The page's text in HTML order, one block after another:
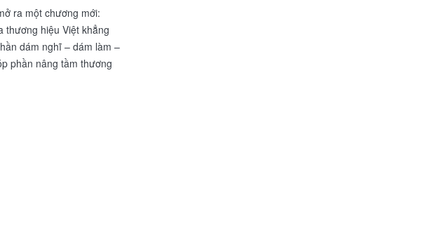
ra một chương mới:
thương hiệu Việt khẳng
dám nghĩ – dám làm –
phần nâng tầm thương